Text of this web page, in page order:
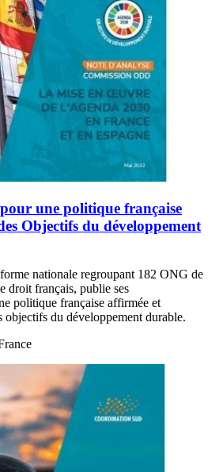
une politique française
Objectifs du développement
nationale regroupant 182 ONG de
droit français, publie ses
politique française affirmée et
objectifs du développement durable.